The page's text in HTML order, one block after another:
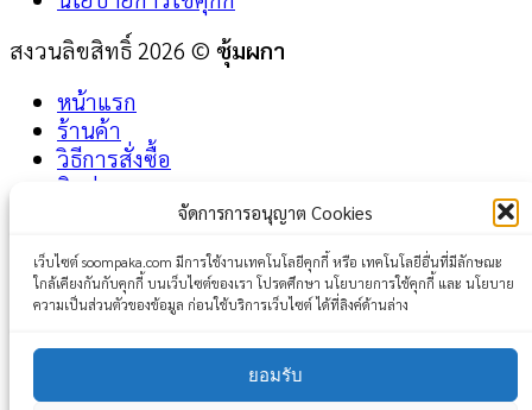
จัดการการอนุญาต Cookies
เว็บไซต์ soompaka.com มีการใช้งานเทคโนโลยีคุกกี้ หรือ เทคโนโลยีอื่นที่มีลักษณะ
ใกล้เคียงกันกับคุกกี้ บนเว็บไซต์ของเรา โปรดศึกษา นโยบายการใช้คุกกี้ และ นโยบาย
ความเป็นส่วนตัวของข้อมูล ก่อนใช้บริการเว็บไซต์ ได้ที่ลิงค์ด้านล่าง
ยอมรับ
สงวนลิขสิทธิ์ 2026 © ซุ้มผกา
หน้าแรก
ร้านค้า
วิธีการสั่งซื้อ
ติดต่อเรา
Login
Username or email address*
Password*